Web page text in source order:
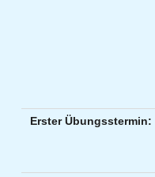
Erster Übungsstermin: